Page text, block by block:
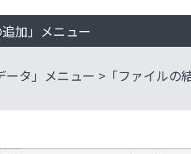
追加」メニュー
ータ」メニュー >「ファイル